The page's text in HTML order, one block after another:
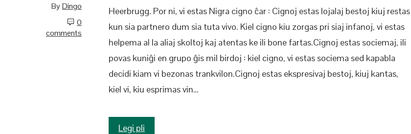
ByDingo
0
comments
Heerbrugg. Por ni, vi estas Nigra cigno ĉar : Cignoj estas lojalaj bestoj kiuj restas
kun sia partnero dum sia tuta vivo. Kiel cigno kiu zorgas pri siaj infanoj, vi estas
helpema al la aliaj skoltoj kaj atentas ke ili bone fartas.Cignoj estas sociemaj, ili
povas kuniĝi en grupo ĝis mil birdoj : kiel cigno, vi estas sociema sed kapabla
decidi kiam vi bezonas trankvilon.Cignoj estas ekspresivaj bestoj, kiuj kantas,
kiel vi, kiu esprimas vin…
Legi pli